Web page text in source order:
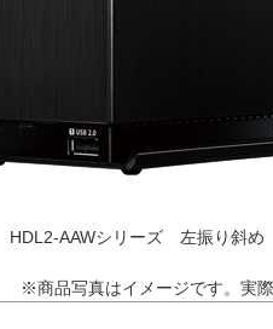
HDL2-AAWシリーズ 左振り斜め
※商品写真はイメージです。実